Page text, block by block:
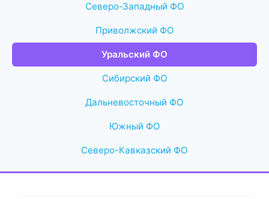
Северо-Западный ФО
Приволжский ФО
Уральский ФО
Сибирский ФО
Дальневосточный ФО
Южный ФО
Северо-Кавказский ФО